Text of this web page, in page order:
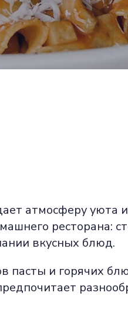
атмосферу уюта
ресторана:
вкусных блюд.
пасты и горячих